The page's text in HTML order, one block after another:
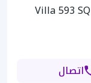
Villa 593
اتصال